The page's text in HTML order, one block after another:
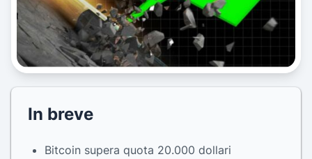
In breve
Bitcoin supera quota 20.000 dollari